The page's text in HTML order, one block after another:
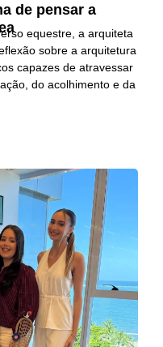
de pensar a
equestre, a arquiteta
sobre a arquitetura
capazes de atravessar
do acolhimento e da